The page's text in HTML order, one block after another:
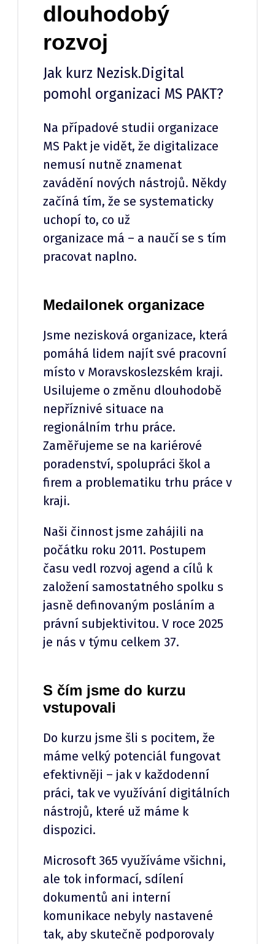
dlouhodobý
rozvoj
Jak kurz Nezisk.Digital
pomohl organizaci MS PAKT?
Na případové studii organizace
MS Pakt je vidět, že digitalizace
nemusí nutně znamenat
zavádění nových nástrojů. Někdy
začíná tím, že se systematicky
uchopí to, co už
organizace má – a naučí se s tím
pracovat naplno.
Medailonek organizace
Jsme nezisková organizace, která
pomáhá lidem najít své pracovní
místo v Moravskoslezském kraji.
Usilujeme o změnu dlouhodobě
nepříznivé situace na
regionálním trhu práce.
Zaměřujeme se na kariérové
poradenství, spolupráci škol a
firem a problematiku trhu práce v
kraji.
Naši činnost jsme zahájili na
počátku roku 2011. Postupem
času vedl rozvoj agend a cílů k
založení samostatného spolku s
jasně definovaným posláním a
právní subjektivitou. V roce 2025
je nás v týmu celkem 37.
S čím jsme do kurzu
vstupovali
Do kurzu jsme šli s pocitem, že
máme velký potenciál fungovat
efektivněji – jak v každodenní
práci, tak ve využívání digitálních
nástrojů, které už máme k
dispozici.
Microsoft 365 využíváme všichni,
ale tok informací, sdílení
dokumentů ani interní
komunikace nebyly nastavené
tak, aby skutečně podporovaly